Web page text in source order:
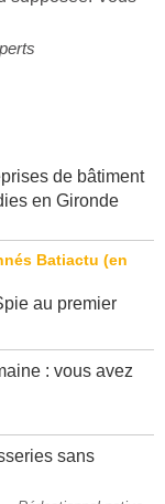
Vous
de bâtiment
au premier
: vous avez
sans